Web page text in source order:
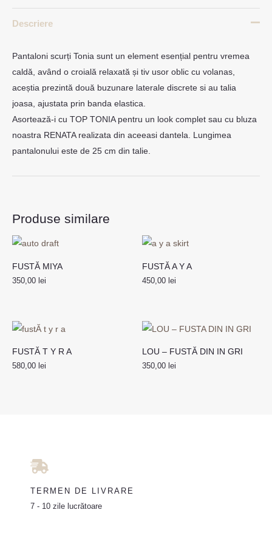
Descriere
Pantaloni scurți Tonia sunt un element esențial pentru vremea
caldă, având o croială relaxată și tiv usor oblic cu volanas,
aceștia prezintă două buzunare laterale discrete si au talia
joasa, ajustata prin banda elastica.
Asortează-i cu TOP TONIA pentru un look complet sau cu bluza
noastra RENATA realizata din aceeasi dantela. Lungimea
pantalonului este de 25 cm din talie.
Produse similare
FUSTĂ MIYA
350,00 lei
FUSTĂ A Y A
450,00 lei
FUSTĂ T Y R A
580,00 lei
LOU – FUSTĂ DIN IN GRI
350,00 lei
TERMEN DE LIVRARE
7 - 10 zile lucrătoare